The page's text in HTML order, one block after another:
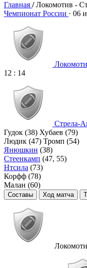
Главная / Локомотив -
Локомотив
Чемпионат России · 06
12 : 14
Стрела-
Гудок (38) Хубаев (79)
Людик (47) Тромп (54)
Янюшкин (38)
Стеенкамп (47, 55)
Нтсила (73)
Корфф (78)
Малан (60)
Составы Ход матча